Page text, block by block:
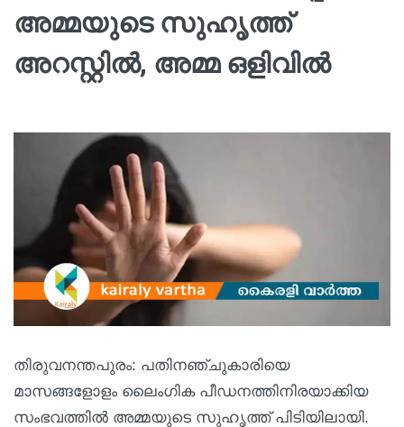
അമ്മയുടെ സുഹൃത്ത്
അറസ്റ്റിൽ, അമ്മ ഒളിവിൽ
തിരുവനന്തപുരം: പതിനഞ്ചുകാരിയെ
മാസങ്ങളോളം ലൈംഗിക പീഡനത്തിനിരയാക്കിയ
സംഭവത്തില്‍ അമ്മയുടെ സുഹൃത്ത് പിടിയിലായി.